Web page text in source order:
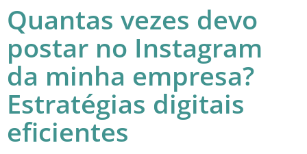
Quantas vezes devo
postar no Instagram
da minha empresa?
Estratégias digitais
eficientes